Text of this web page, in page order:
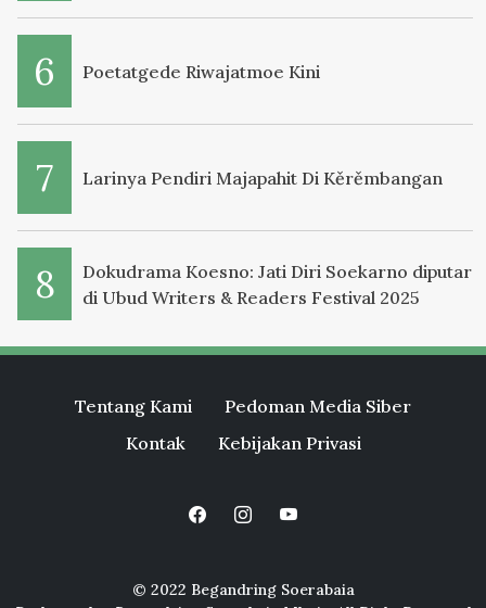
Poetatgede Riwajatmoe Kini
Larinya Pendiri Majapahit Di Kěrěmbangan
Dokudrama Koesno: Jati Diri Soekarno diputar
di Ubud Writers & Readers Festival 2025
Tentang Kami
Pedoman Media Siber
Kontak
Kebijakan Privasi
© 2022 Begandring Soerabaia